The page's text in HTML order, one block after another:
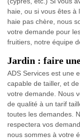
haie, ou si vous êtes à
haie pas chère, nous
votre demande pour
fruitiers, notre équipe
Jardin : faire
ADS Services est une
capable de tailler, et
votre demande. Nous
de qualité à un tarif
toutes les demandes.
respectera vos
nous sommes à votre